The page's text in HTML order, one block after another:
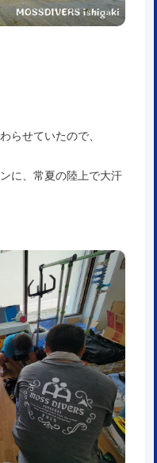
らせていたので、
に、常夏の陸上で大汗